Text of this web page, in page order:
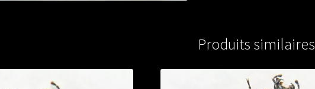
Produits similaires